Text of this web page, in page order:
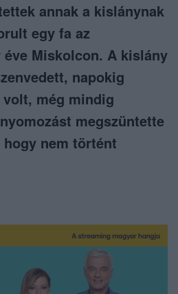
annak a kislánynak
egy fa az
Miskolcon. A kislány
napokig
még mindig
megszüntette
nem történt